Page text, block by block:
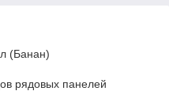
(Банан)
рядовых панелей